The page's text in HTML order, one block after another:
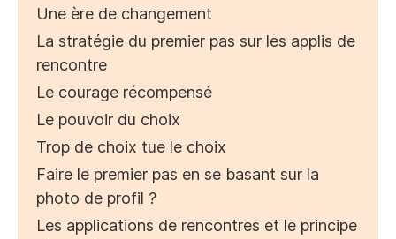
Une ère de changement
La stratégie du premier pas sur les applis de
rencontre
Le courage récompensé
Le pouvoir du choix
Trop de choix tue le choix
Faire le premier pas en se basant sur la
photo de profil ?
Les applications de rencontres et le principe